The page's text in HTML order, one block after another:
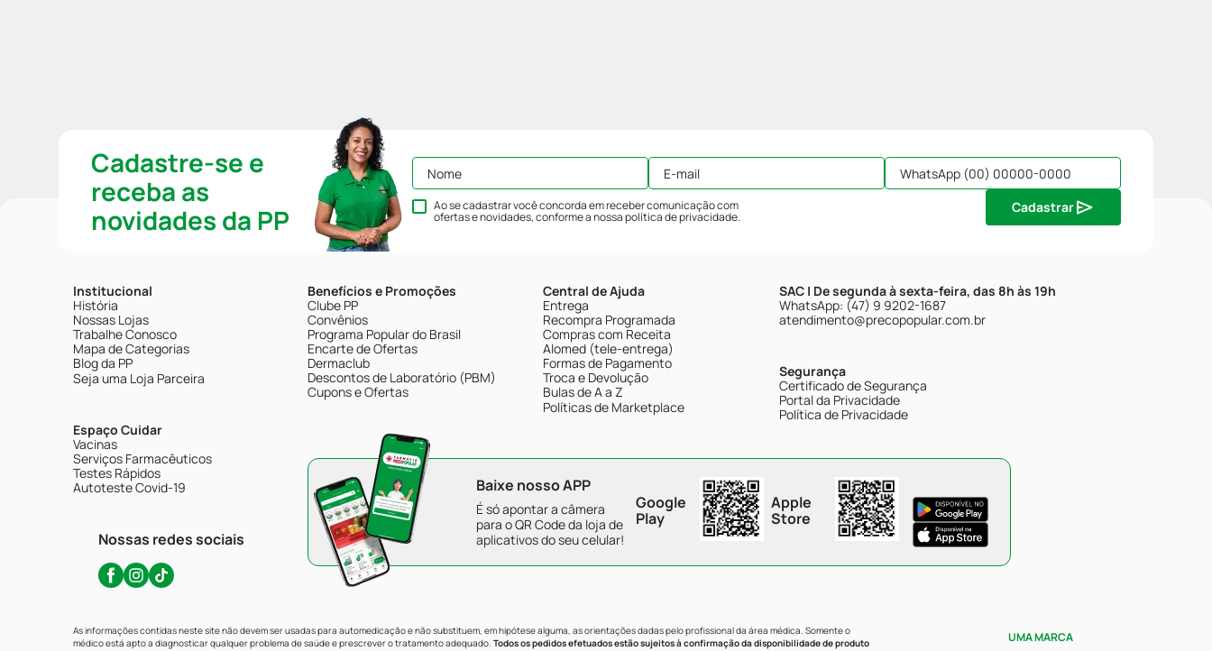
Cadastre-se e
receba as
novidades da PP
Ao se cadastrar você concorda em receber comunicação com
ofertas e novidades, conforme a nossapolítica de privacidade.
Cadastrar
Institucional
História
Nossas Lojas
Trabalhe Conosco
Mapa de Categorias
Blog da PP
Seja uma Loja Parceira
Espaço Cuidar
Vacinas
Serviços Farmacêuticos
Testes Rápidos
Autoteste Covid-19
Nossas redes sociais
Benefícios e Promoções
Clube PP
Convênios
Programa Popular do Brasil
Encarte de Ofertas
Dermaclub
Descontos de Laboratório (PBM)
Cupons e Ofertas
Central de Ajuda
Entrega
Recompra Programada
Compras com Receita
Alomed (tele-entrega)
Formas de Pagamento
Troca e Devolução
Bulas de A a Z
Políticas de Marketplace
SAC | De segunda à sexta-feira, das 8h às 19h
WhatsApp: (47) 9 9202-1687
atendimento@precopopular.com.br
Segurança
Certificado de Segurança
Portal da Privacidade
Política de Privacidade
Baixe nosso APP
É só apontar a câmera
para o QR Code da loja de
aplicativos do seu celular!
Google
Play
Apple
Store
As informações contidas neste site não devem ser usadas para automedicação e não substituem, em hipótese alguma, as orientações dadas pelo profissional da área médica. Somente o
médico está apto a diagnosticar qualquer problema de saúde e prescrever o tratamento adequado. Todos os pedidos efetuados estão sujeitos à confirmação da disponibilidade de produto
UMA MARCA